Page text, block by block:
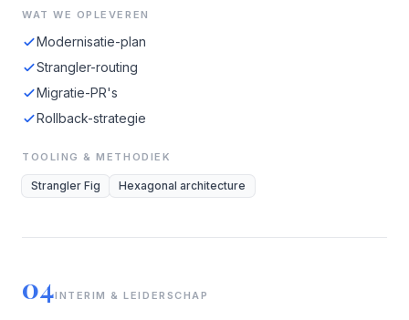
WAT WE OPLEVEREN
Modernisatie-plan
Strangler-routing
Migratie-PR's
Rollback-strategie
TOOLING & METHODIEK
Strangler Fig Hexagonal architecture
04INTERIM & LEIDERSCHAP